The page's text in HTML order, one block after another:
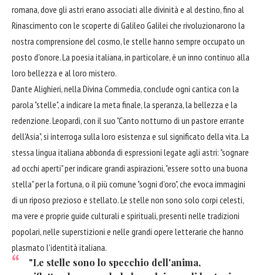
romana, dove gli astri erano associati alle divinità e al destino, fino al
Rinascimento con le scoperte di Galileo Galilei che rivoluzionarono la
nostra comprensione del cosmo, le stelle hanno sempre occupato un
posto d'onore. La poesia italiana, in particolare, è un inno continuo alla
loro bellezza e al loro mistero.
Dante Alighieri, nella Divina Commedia, conclude ogni cantica con la
parola "stelle", a indicare la meta finale, la speranza, la bellezza e la
redenzione. Leopardi, con il suo "Canto notturno di un pastore errante
dell'Asia", si interroga sulla loro esistenza e sul significato della vita. La
stessa lingua italiana abbonda di espressioni legate agli astri: "sognare
ad occhi aperti" per indicare grandi aspirazioni, "essere sotto una buona
stella" per la fortuna, o il più comune "sogni d'oro", che evoca immagini
di un riposo prezioso e stellato. Le stelle non sono solo corpi celesti,
ma vere e proprie guide culturali e spirituali, presenti nelle tradizioni
popolari, nelle superstizioni e nelle grandi opere letterarie che hanno
plasmato l'identità italiana.
"Le stelle sono lo specchio dell'anima,